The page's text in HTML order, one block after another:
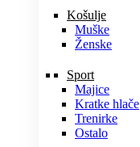
Košulje
Muške
Ženske
Sport
Majice
Kratke hlače
Trenirke
Ostalo